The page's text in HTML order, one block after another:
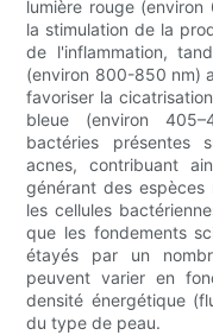
lumière rouge
la stimulation de la
de l'inflammation,
(environ 800-850 nm)
favoriser la
bleue (environ
bactéries présentes
acnes, contribuant
générant des
les cellules
que les fondements
étayés par un
peuvent varier en
densité énergétique
du type de peau.